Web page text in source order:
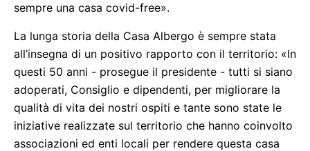
sempre una casa covid-free».
La lunga storia della Casa Albergo è sempre stata
all’insegna di un positivo rapporto con il territorio: «In
questi 50 anni - prosegue il presidente - tutti si siano
adoperati, Consiglio e dipendenti, per migliorare la
qualità di vita dei nostri ospiti e tante sono state le
iniziative realizzate sul territorio che hanno coinvolto
associazioni ed enti locali per rendere questa casa